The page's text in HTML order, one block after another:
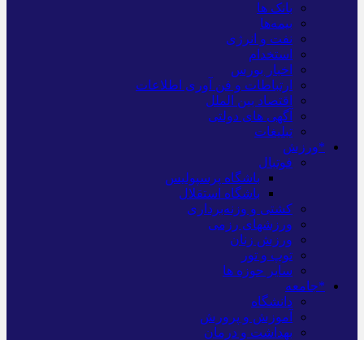
بانک ها
بیمه‌ها
نفت و انرژی
استخدام
اخبار بورس
ارتباطات و فن آوری اطلاعات
اقتصاد بین الملل
آگهی های دولتی
تبلیغات
*ورزش
فوتبال
باشگاه پرسپولیس
باشگاه استقلال
کشتی و وزنه‌برداری
ورزشهای رزمی
ورزش زنان
توپ و تور
سایر حوزه ها
*جامعه
دانشگاه
آموزش و پرورش
بهداشت و درمان